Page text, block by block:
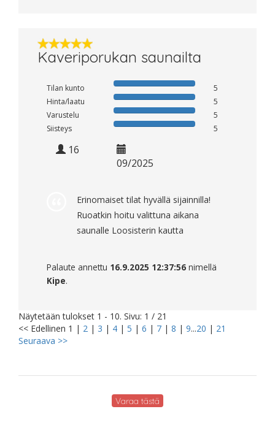
Kaveriporukan saunailta
Tilan kunto
5
Hinta/laatu
5
Varustelu
5
Siisteys
5
16
09/2025
Erinomaiset tilat hyvällä sijainnilla!
Ruoatkin hoitu valittuna aikana
saunalle Loosisterin kautta
Palaute annettu 16.9.2025 12:37:56 nimellä
Kipe.
Näytetään tulokset 1 - 10. Sivu: 1 / 21
<< Edellinen 1 | 2 | 3 | 4 | 5 | 6 | 7 | 8 | 9...20 | 21
Seuraava >>
Varaa tästä